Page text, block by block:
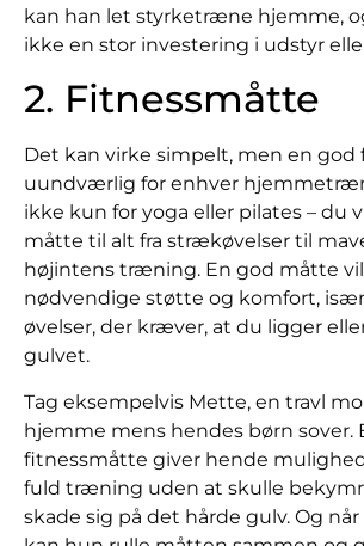
kan han let styrketræne hjemme,
ikke en stor investering i udstyr
2. Fitnessmåtte
Det kan virke simpelt, men en
uundværlig for enhver
ikke kun for yoga eller pilates – du
måtte til alt fra strækøvelser til
højintens træning. En god måtte
nødvendige støtte og komfort,
øvelser, der kræver, at du ligger
gulvet.
Tag eksempelvis Mette, en travl
hjemme mens hendes børn sover.
fitnessmåtte giver hende
fuld træning uden at skulle
skade sig på det hårde gulv. Og